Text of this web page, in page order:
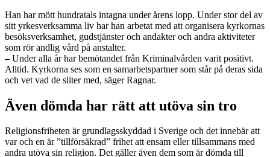
Han har mött hundratals intagna under årens lopp. Under stor del av
sitt yrkesverksamma liv har han arbetat med att organisera kyrkornas
besöksverksamhet, gudstjänster och andakter och andra aktiviteter
som rör andlig vård på anstalter.
–Under alla år har bemötandet från Kriminalvården varit positivt.
Alltid. Kyrkorna ses som en samarbetspartner som står på deras sida
och vet vad de sliter med, säger Ragnar.
Även dömda har rätt att utöva sin tro
Religionsfriheten är grundlagsskyddad i Sverige och det innebär att
var och en är ”tillförsäkrad” frihet att ensam eller tillsammans med
andra utöva sin religion. Det gäller även dem som är dömda till